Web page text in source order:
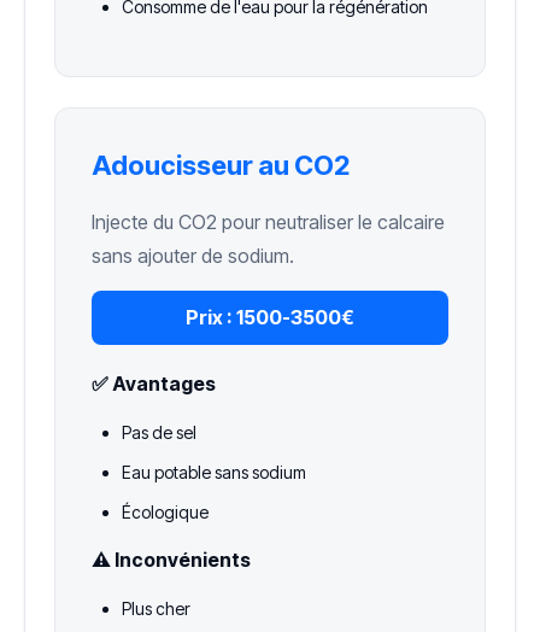
Consomme de l'eau pour la régénération
Adoucisseur au CO2
Injecte du CO2 pour neutraliser le calcaire
sans ajouter de sodium.
Prix : 1500-3500€
✅ Avantages
Pas de sel
Eau potable sans sodium
Écologique
⚠️ Inconvénients
Plus cher